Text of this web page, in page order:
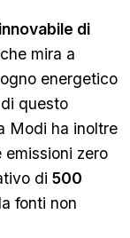
di
mira a
energetico
questo
Modi ha inoltre
emissioni zero
di 500
fonti non